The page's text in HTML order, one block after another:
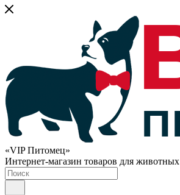
«VIP Питомец»
Интернет-магазин товаров для животных